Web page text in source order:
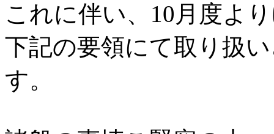
これに伴い、10月度よ
下記の要領にて取り扱
す。